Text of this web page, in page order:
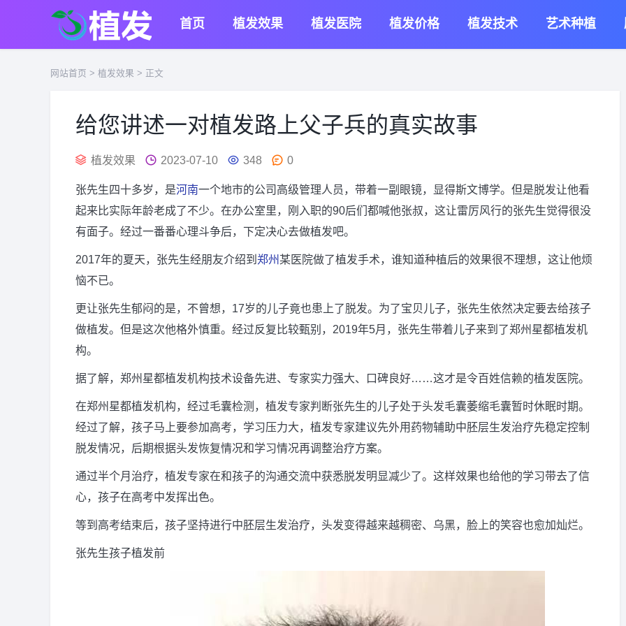
首页 植发效果 植发医院 植发价格 植发技术 艺术种植
网站首页 > 植发效果 > 正文
给您讲述一对植发路上父子兵的真实故事
植发效果 2023-07-10 348 0
张先生四十多岁，是河南一个地市的公司高级管理人员，带着一副眼镜，显得斯文博学。但是脱发让他看
起来比实际年龄老成了不少。在办公室里，刚入职的90后们都喊他张叔，这让雷厉风行的张先生觉得很没
有面子。经过一番番心理斗争后，下定决心去做植发吧。
2017年的夏天，张先生经朋友介绍到 郑州 某医院做了植发手术，谁知道种植后的效果很不理想，这让他烦
恼不已。
更让张先生郁闷的是，不曾想，17岁的儿子竟也患上了脱发。为了宝贝儿子，张先生依然决定要去给孩子
做植发。但是这次他格外慎重。经过反复比较甄别，2019年5月，张先生带着儿子来到了郑州星都植发机
构。
据了解，郑州星都植发机构技术设备先进、专家实力强大、口碑良好……这才是令百姓信赖的植发医院。
在郑州星都植发机构，经过毛囊检测，植发专家判断张先生的儿子处于头发毛囊萎缩毛囊暂时休眠时期。
经过了解，孩子马上要参加高考，学习压力大，植发专家建议先外用药物辅助中胚层生发治疗先稳定控制
脱发情况，后期根据头发恢复情况和学习情况再调整治疗方案。
通过半个月治疗，植发专家在和孩子的沟通交流中获悉脱发明显减少了。这样效果也给他的学习带去了信
心，孩子在高考中发挥出色。
等到高考结束后，孩子坚持进行中胚层生发治疗，头发变得越来越稠密、乌黑，脸上的笑容也愈加灿烂。
张先生孩子植发前